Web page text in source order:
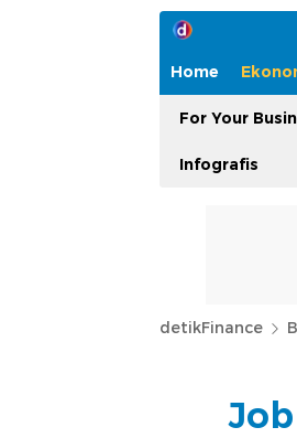
Home
For Your
Infografis
detikFinance